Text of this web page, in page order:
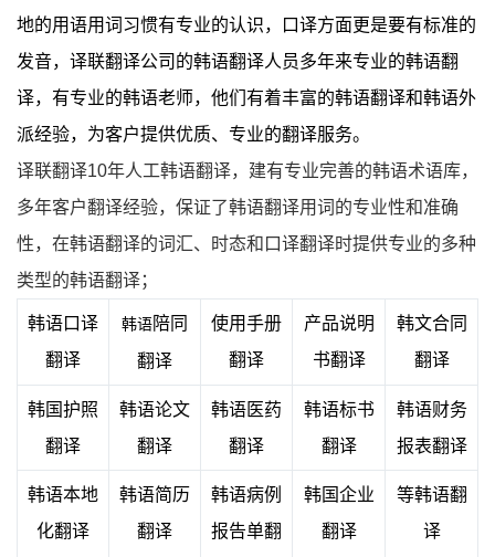
地的用语用词习惯有专业的认识，口译方面更是要有标准的
发音，译联翻译公司的韩语翻译人员多年来专业的韩语翻
译，有专业的韩语老师，他们有着丰富的韩语翻译和韩语外
派经验，为客户提供优质、专业的翻译服务。
译联翻译10年人工韩语翻译，建有专业完善的韩语术语库，
多年客户翻译经验，保证了韩语翻译用词的专业性和准确
性，在韩语翻译的词汇、时态和口译翻译时提供专业的多种
类型的韩语翻译；
韩语口译
翻译
韩语 陪同
翻译
使用手册
翻译
产品说明
书翻译
韩文合同
翻译
韩国护照
翻译
韩语论文
翻译
韩语医药
翻译
韩语标书
翻译
韩语财务
报表翻译
韩语本地
化翻译
韩语简历
翻译
韩语病例
报告单翻
韩国企业
翻译
等韩语翻
译